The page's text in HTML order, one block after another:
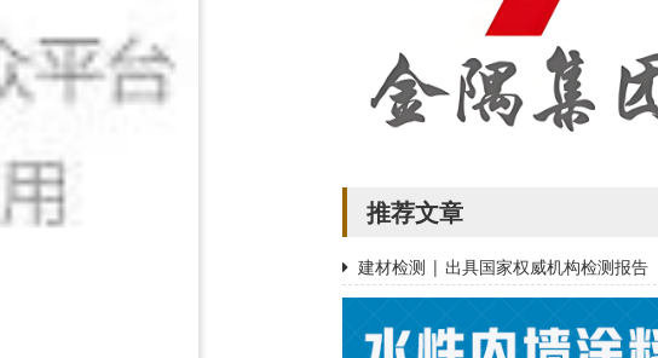
推荐文章
建材检测 | 出具国家权威机构检测报告